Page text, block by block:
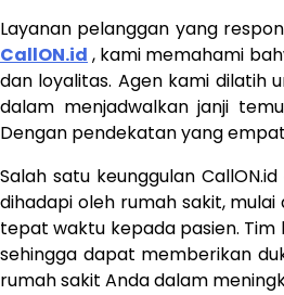
Layanan pelanggan yang
CallON.id , kami memahami
dan loyalitas. Agen kami dilatih
dalam menjadwalkan janji
Dengan pendekatan yang
Salah satu keunggulan
dihadapi oleh rumah sakit,
tepat waktu kepada pasien.
sehingga dapat memberikan
rumah sakit Anda dalam